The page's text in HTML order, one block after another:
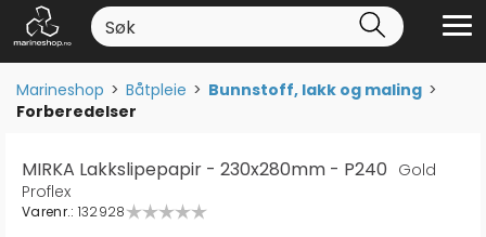
Marineshop>Båtpleie>Bunnstoff, lakk og maling>
Forberedelser
MIRKA Lakkslipepapir - 230x280mm - P240 Gold
Proflex
Varenr.: 132928